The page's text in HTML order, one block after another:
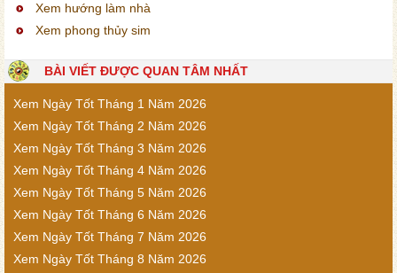
Xem hướng làm nhà
Xem phong thủy sim
BÀI VIẾT ĐƯỢC QUAN TÂM NHẤT
Xem Ngày Tốt Tháng 1 Năm 2026
Xem Ngày Tốt Tháng 2 Năm 2026
Xem Ngày Tốt Tháng 3 Năm 2026
Xem Ngày Tốt Tháng 4 Năm 2026
Xem Ngày Tốt Tháng 5 Năm 2026
Xem Ngày Tốt Tháng 6 Năm 2026
Xem Ngày Tốt Tháng 7 Năm 2026
Xem Ngày Tốt Tháng 8 Năm 2026